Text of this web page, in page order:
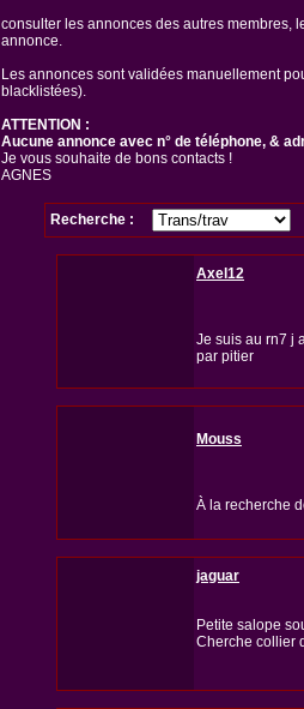
consulter les annonces des autres membres,
annonce.
Les annonces sont validées manuellement
blacklistées).
ATTENTION :
Aucune annonce avec n° de téléphone, &
Je vous souhaite de bons contacts !
AGNES
Recherche :
Axel12
Je suis au rn7 j
par pitier
Mouss
À la recherche
jaguar
Petite salope
Cherche collier